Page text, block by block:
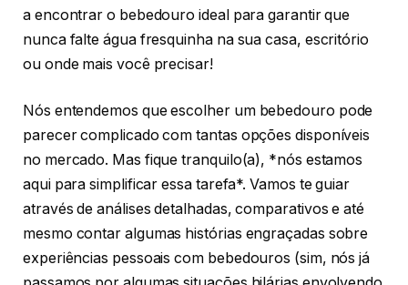
a encontrar o bebedouro ideal para garantir que
nunca falte água fresquinha na sua casa, escritório
ou onde mais você precisar!
Nós entendemos que escolher um bebedouro pode
parecer complicado com tantas opções disponíveis
no mercado. Mas fique tranquilo(a), *nós estamos
aqui para simplificar essa tarefa*. Vamos te guiar
através de análises detalhadas, comparativos e até
mesmo contar algumas histórias engraçadas sobre
experiências pessoais com bebedouros (sim, nós já